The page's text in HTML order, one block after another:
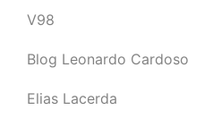
V98
Blog Leonardo Cardoso
Elias Lacerda